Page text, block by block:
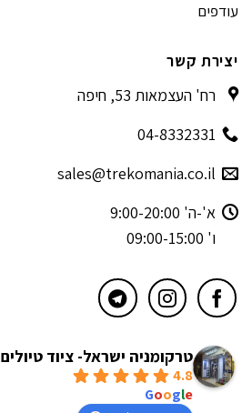
עודפים
יצירת קשר
רח' העצמאות 53, חיפה
04-8332331
sales@trekomania.co.il
א'-ה' 9:00-20:00
ו' 09:00-15:00
טרקומניה ישראל- ציוד
4.8
Google